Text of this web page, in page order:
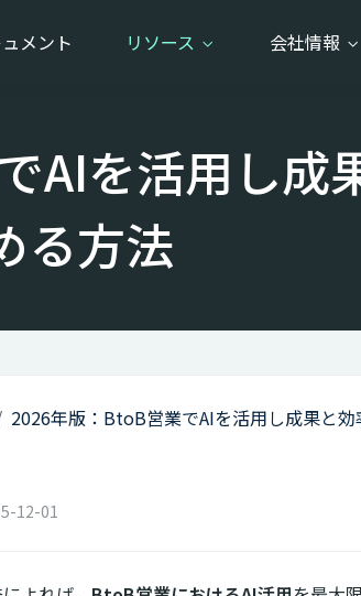
メント リソース 会社情報
AIを活用し成
る方法
2026年版：BtoB営業でAIを活用し成果と
12-01